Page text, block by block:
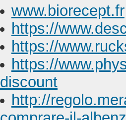
www.biorecept.fr
https://
https://
https://
discount
http://